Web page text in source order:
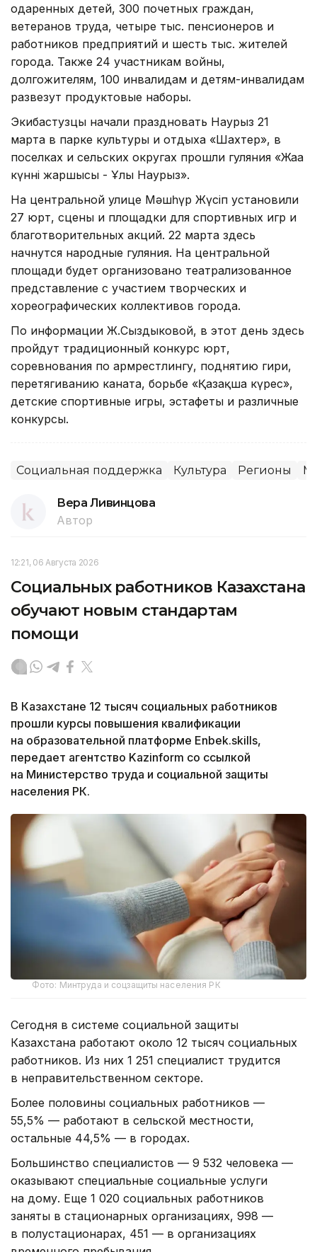
одаренных детей, 300 почетных граждан,
ветеранов труда, четыре тыс. пенсионеров и
работников предприятий и шесть тыс. жителей
города. Также 24 участникам войны,
долгожителям, 100 инвалидам и детям-инвалидам
развезут продуктовые наборы.
Экибастузцы начали праздновать Наурыз 21
марта в парке культуры и отдыха «Шахтер», в
поселках и сельских округах прошли гуляния «Жаңа
күннің жаршысы - Ұлы Наурыз».
На центральной улице Мәшһүр Жүсіп установили
27 юрт, сцены и площадки для спортивных игр и
благотворительных акций. 22 марта здесь
начнутся народные гуляния. На центральной
площади будет организовано театрализованное
представление с участием творческих и
хореографических коллективов города.
По информации Ж.Сыздыковой, в этот день здесь
пройдут традиционный конкурс юрт,
соревнования по армрестлингу, поднятию гири,
перетягиванию каната, борьбе «Қазақша күрес»,
детские спортивные игры, эстафеты и различные
конкурсы.
Социальная поддержка Культура Регионы
Вера Ливинцова
Автор
12:21, 06 Августа 2026
Социальных работников Казахстана
обучают новым стандартам
помощи
В Казахстане 12 тысяч социальных работников
прошли курсы повышения квалификации
на образовательной платформе Enbek.skills,
передает агентство Kazinform со ссылкой
на Министерство труда и социальной защиты
населения РК.
Фото: Минтруда и соцзащиты населения РК
Сегодня в системе социальной защиты
Казахстана работают около 12 тысяч социальных
работников. Из них 1 251 специалист трудится
в неправительственном секторе.
Более половины социальных работников —
55,5% — работают в сельской местности,
остальные 44,5% — в городах.
Большинство специалистов — 9 532 человека —
оказывают специальные социальные услуги
на дому. Еще 1 020 социальных работников
заняты в стационарных организациях, 998 —
в полустационарах, 451 — в организациях